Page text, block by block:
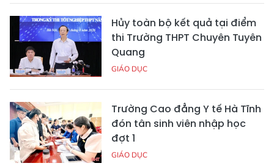
Hủy toàn bộ kết quả tại điểm
thi Trường THPT Chuyên Tuyên
Quang
GIÁO DỤC
Trường Cao đẳng Y tế Hà Tĩnh
đón tân sinh viên nhập học
đợt 1
GIÁO DỤC